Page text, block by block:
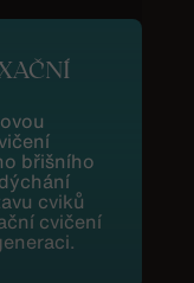
břišního
cviků
cvičení